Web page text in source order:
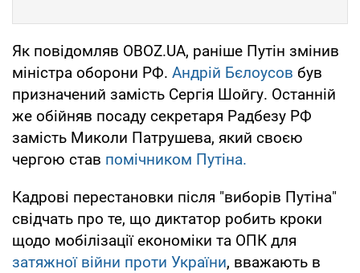
Як повідомляв OBOZ.UA, раніше Путін змінив
міністра оборони РФ. Андрій Бєлоусов був
призначений замість Сергія Шойгу. Останній
же обійняв посаду секретаря Радбезу РФ
замість Миколи Патрушева, який своєю
чергою став помічником Путіна.
Кадрові перестановки після "виборів Путіна"
свідчать про те, що диктатор робить кроки
щодо мобілізації економіки та ОПК для
затяжної війни проти України, вважають в